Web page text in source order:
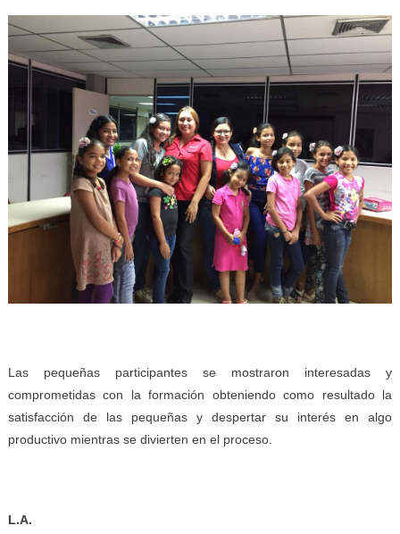
Las pequeñas participantes se mostraron interesadas y
comprometidas con la formación obteniendo como resultado la
satisfacción de las pequeñas y despertar su interés en algo
productivo mientras se divierten en el proceso.
L.A.